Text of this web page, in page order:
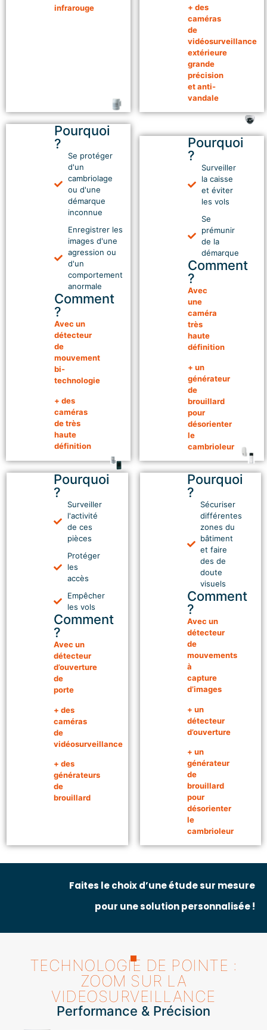
infrarouge
+ des
caméras
de
vidéosurveillance
extérieure
grande
précision
et anti-
vandale
showrooms,
Pourquoi
?
Se protéger
d'un
cambriolage
ou d'une
démarque
inconnue
Enregistrer les
images d'une
agression ou
d'un
comportement
anormale
Comment
?
Avec un
détecteur
de
mouvement
bi-
technologie
+ des
caméras
de très
haute
définition
Pourquoi
?
Surveiller
la caisse
et éviter
les vols
Se
prémunir
de la
démarque
Comment
?
Avec
une
caméra
très
haute
définition
+ un
générateur
de
brouillard
pour
désorienter
le
cambrioleur
stocks,
réserves
Pourquoi
?
Surveiller
l'activité
de ces
pièces
Protéger
les
accès
Empêcher
les vols
Comment
?
Avec un
détecteur
d’ouverture
de
porte
+ des
caméras
de
vidéosurveillance
+ des
générateurs
de
brouillard
bureaux,
production
Pourquoi
?
Sécuriser
différentes
zones du
bâtiment
et faire
des de
doute
visuels
Comment
?
Avec un
détecteur
de
mouvements
à
capture
d’images
+ un
détecteur
d’ouverture
+ un
générateur
de
brouillard
pour
désorienter
le
cambrioleur
Faites le choix d’une étude sur mesure
pour une solution personnalisée !
TECHNOLOGIE DE POINTE :
ZOOM SUR LA
VIDEOSURVEILLANCE
Performance & Précision